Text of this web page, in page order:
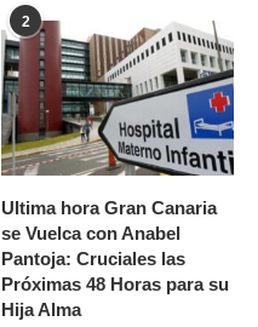
2
Ultima hora Gran Canaria
se Vuelca con Anabel
Pantoja: Cruciales las
Próximas 48 Horas para su
Hija Alma